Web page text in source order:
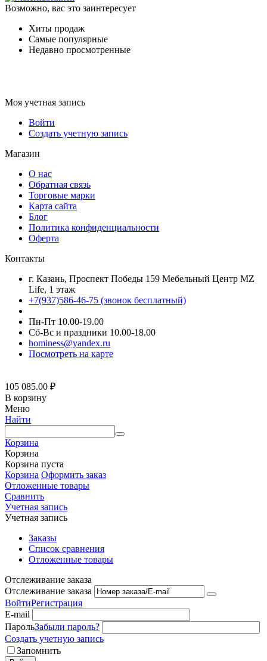
Возможно, вас это заинтересует
Хиты продаж
Самые популярные
Недавно просмотренные
Моя учетная запись
Войти
Создать учетную запись
Магазин
О нас
Обратная связь
Торговые марки
Карта сайта
Блог
Политика конфиденциальности
Оферта
Контакты
г. Казань, Проспект Победы 159 Мебельный Центр MZ
Life, 1 этаж
+7(937)586-46-75 (звонок бесплатный)
Пн-Пт 10.00-19.00
Сб-Вс и праздники 10.00-18.00
hominess@yandex.ru
Посмотреть на карте
105 085.00 ₽
В корзину
Меню
Найти
Корзина
Корзина
Корзина пуста
Корзина Оформить заказ
Отложенные товары
Сравнить
Учетная запись
Учетная запись
Заказы
Список сравнения
Отложенные товары
Отслеживание заказа
Отслеживание заказа
ВойтиРегистрация
E-mail
ПарольЗабыли пароль?
Создать учетную запись
Запомнить